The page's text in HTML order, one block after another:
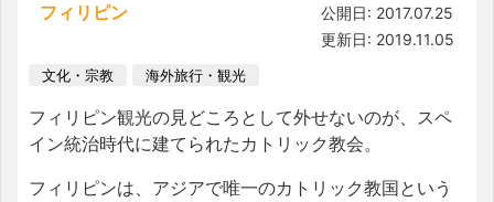
フィリピン
公開日: 2017.07.25
更新日: 2019.11.05
文化・宗教 海外旅行・観光
フィリピン観光の見どころとして外せないのが、スペ
イン統治時代に建てられたカトリック教会。
フィリピンは、アジアで唯一のカトリック教国という